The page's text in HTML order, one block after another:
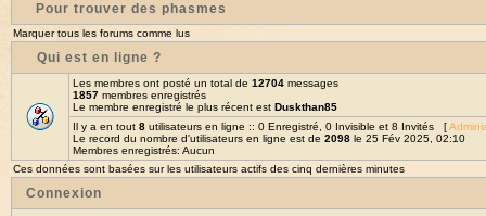
Pour trouver des phasmes
Marquer tous les forums comme lus
Qui est en ligne ?
Les membres ont posté un total de 12704 messages
1857 membres enregistrés
Le membre enregistré le plus récent est Duskthan85
Il y a en tout 8 utilisateurs en ligne :: 0 Enregistré, 0 Invisible et 8 Invités [
Le record du nombre d'utilisateurs en ligne est de 2098 le 25 Fév 2025, 02:10
Membres enregistrés: Aucun
Ces données sont basées sur les utilisateurs actifs des cinq dernières minutes
Connexion